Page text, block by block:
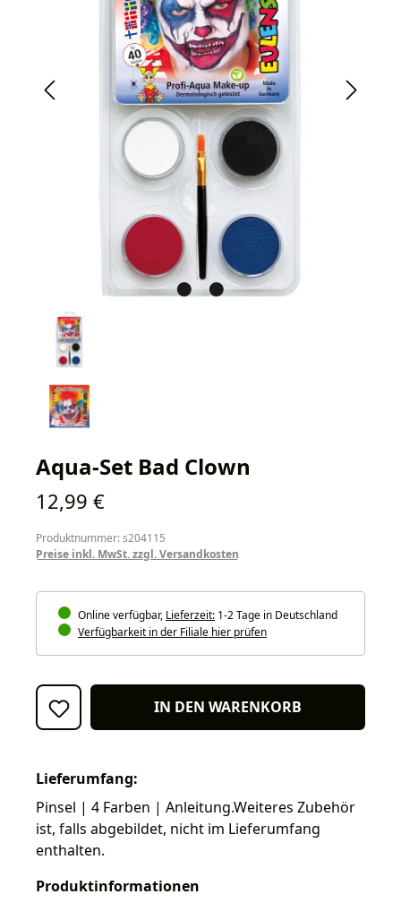
Aqua-Set Bad Clown
Regulärer Preis:
12,99 €
Produktnummer: s204115
Preise inkl. MwSt. zzgl. Versandkosten
Online verfügbar, Lieferzeit: 1-2 Tage in Deutschland
Verfügbarkeit in der Filiale hier prüfen
IN DEN WARENKORB
Lieferumfang:
Pinsel | 4 Farben | Anleitung.Weiteres Zubehör
ist, falls abgebildet, nicht im Lieferumfang
enthalten.
Produktinformationen